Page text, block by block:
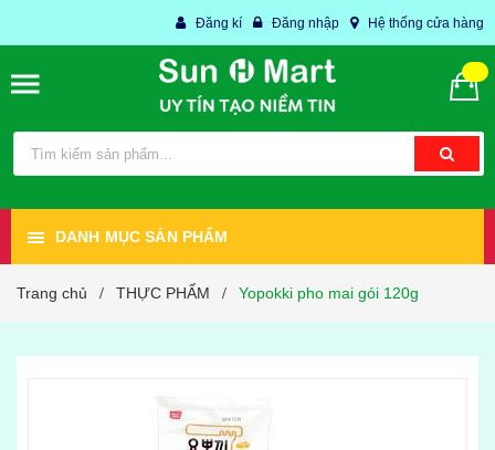
Đăng kí Đăng nhập Hệ thống cửa hàng
DANH MỤC SẢN PHẨM
Trang chủ / THỰC PHẨM / Yopokki pho mai gói 120g